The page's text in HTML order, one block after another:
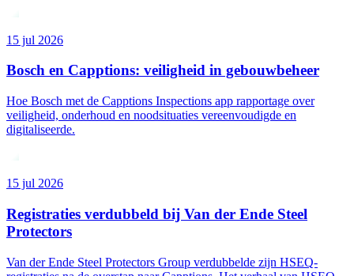
15 jul 2026
Bosch en Capptions: veiligheid in gebouwbeheer
Hoe Bosch met de Capptions Inspections app rapportage over
veiligheid, onderhoud en noodsituaties vereenvoudigde en
digitaliseerde.
15 jul 2026
Registraties verdubbeld bij Van der Ende Steel
Protectors
Van der Ende Steel Protectors Group verdubbelde zijn HSEQ-